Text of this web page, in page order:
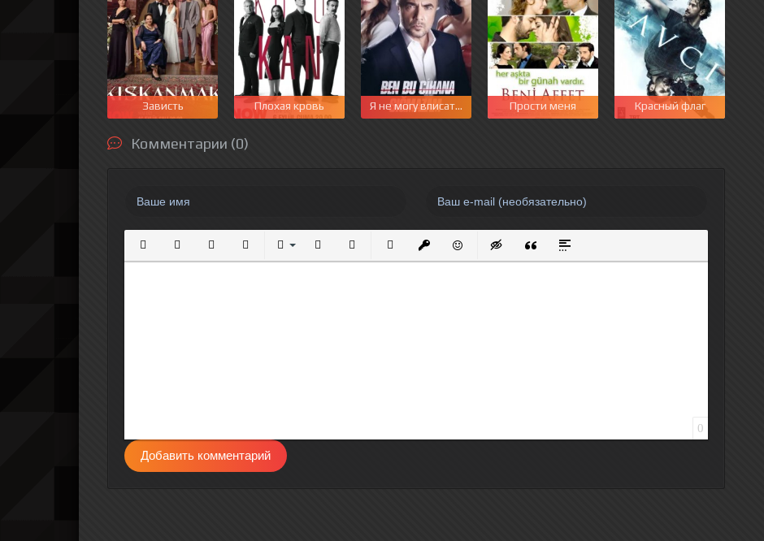
Зависть Плохая кровь Я не могу вписаться в этот мирПрости меня Красный флаг
Комментарии (0)
Полужирный
КурсивПодчеркнутый
ЗачеркнутыйВыравнивание
Нумерованный список
Маркированный список
Вставить ссылку
Вставить защищенную ссылку
Вставить смайлик
Вставка скрытого текста
Вставка цитаты
Вставка спойлера
0
Добавить комментарий